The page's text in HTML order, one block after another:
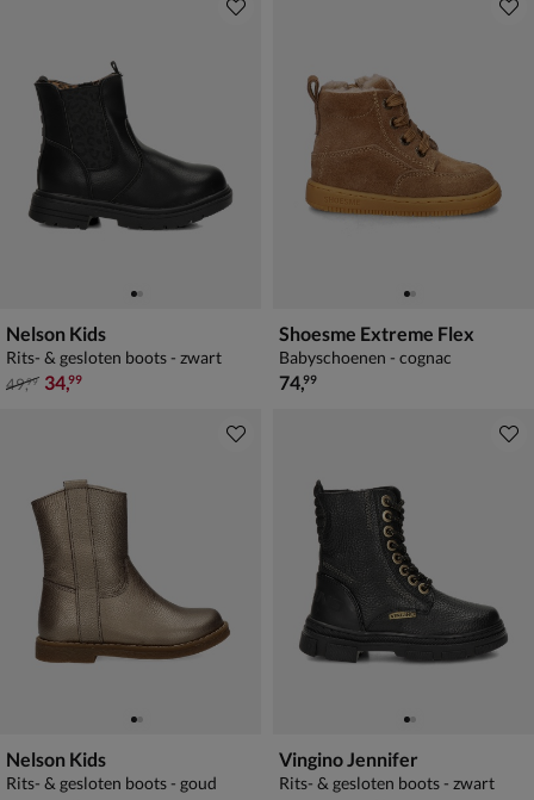
Nelson Kids
Rits- & gesloten boots - zwart
van € 49,99 voor € 34,99
49,99 34,99
Shoesme Extreme Flex
Babyschoenen - cognac
€ 74,99
74,99
Nelson Kids
Rits- & gesloten boots - goud
Vingino Jennifer
Rits- & gesloten boots - zwart